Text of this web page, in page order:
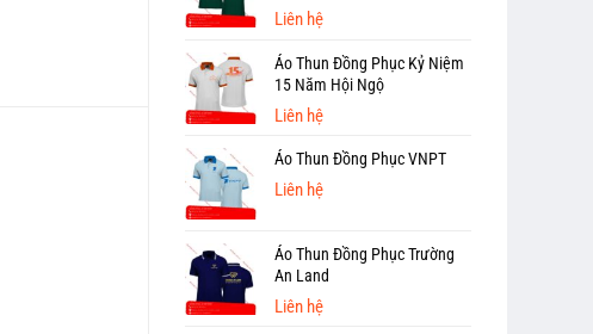
Liên hệ
Áo Thun Đồng Phục Kỷ Niệm
15 Năm Hội Ngộ
Liên hệ
Áo Thun Đồng Phục VNPT
Liên hệ
Áo Thun Đồng Phục Trường
An Land
Liên hệ